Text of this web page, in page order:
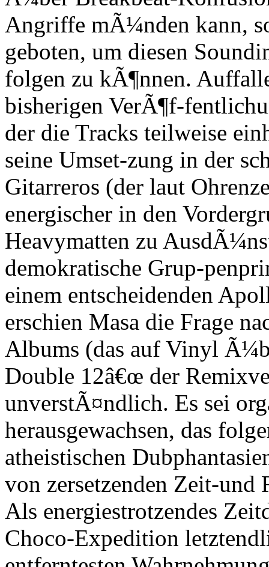
Angriffe mÃ¼nden kann,
geboten, um diesen
folgen zu kÃ¶nnen.
bisherigen VerÃ¶f-
der die Tracks teilweise
seine Umset-zung in der
Gitarreros (der laut
energischer in den
Heavymatten zu
demokratische Grup-
einem entscheidenden
erschien Masa die Frage
Albums (das auf Vinyl
Double 12â€œ der
unverstÃ¤ndlich. Es sei
herausgewachsen, das
atheistischen
von zersetzenden Zeit-und
Als energiestrotzendes
Choco-Expedition